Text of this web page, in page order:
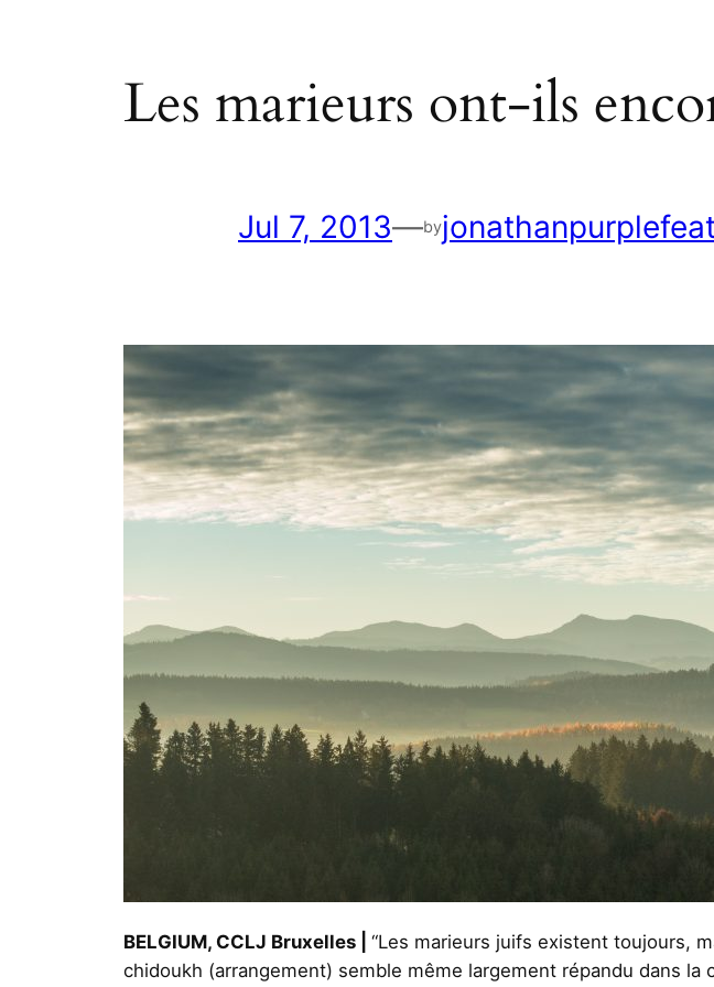
Les marieurs ont-ils
Jul 7, 2013—by
BELGIUM, CCLJ Bruxelles | “Les marieurs juifs existent toujours,
chidoukh (arrangement) semble même largement répandu dans la